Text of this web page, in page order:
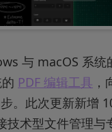
与 macOS 系统
PDF 编辑工具 ，
。此次更新新增
技术型文件管理与